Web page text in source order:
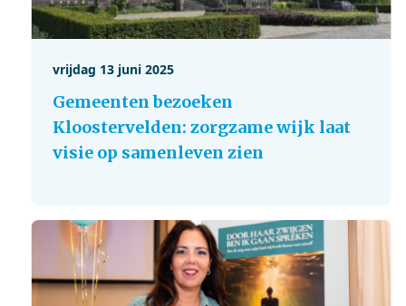
vrijdag 13 juni 2025
Gemeenten bezoeken
Kloostervelden: zorgzame wijk laat
visie op samenleven zien